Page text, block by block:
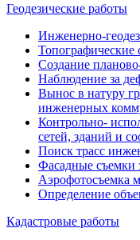
Геодезические работы
Инженерно-
Топографические
Создание
Наблюдение за
Вынос в натуру
инженерных
Контрольно-
сетей, зданий и
Поиск трасс
Фасадные съемки
Аэрофотосъемка
Определение
Кадастровые работы